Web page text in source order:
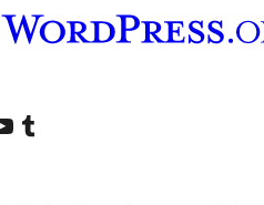
account
YouTube channel
Visit our Tumblr account